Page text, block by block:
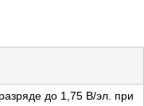
до 1,75 В/эл. при